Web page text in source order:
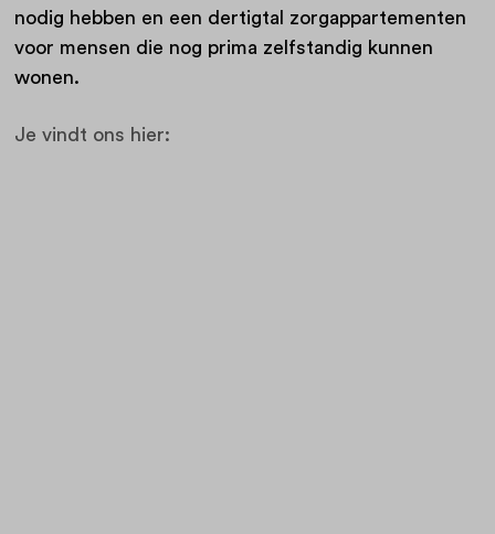
nodig hebben en een dertigtal zorgappartementen
voor mensen die nog prima zelfstandig kunnen
wonen.
Je vindt ons hier: